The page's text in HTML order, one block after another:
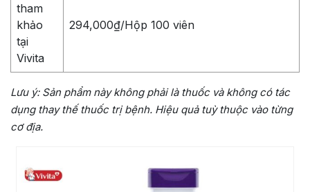
tham
khảo
tại
Vivita
294,000₫/Hộp 100 viên
Lưu ý: Sản phẩm này không phải là thuốc và không có tác
dụng thay thế thuốc trị bệnh. Hiệu quả tuỳ thuộc vào từng
cơ địa.